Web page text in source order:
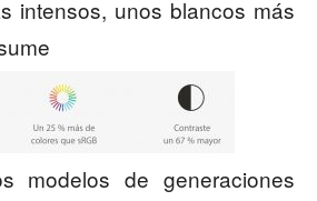
intensos, unos blancos más
modelos de generaciones